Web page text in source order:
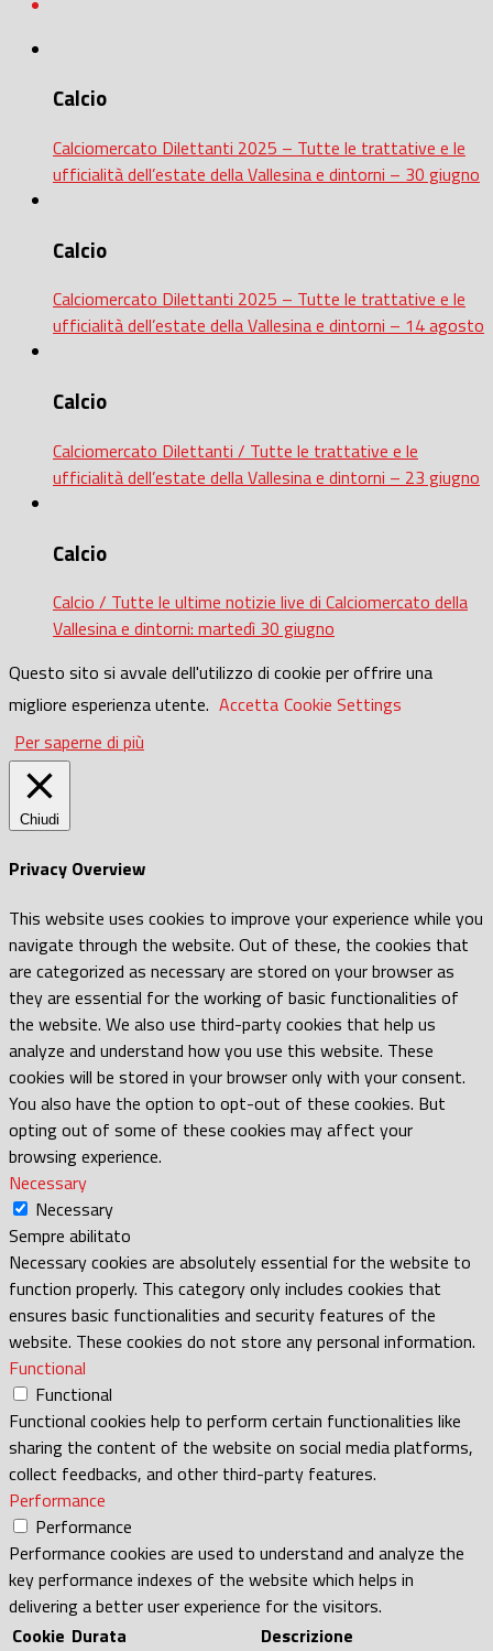
Calcio
Calciomercato Dilettanti 2025 – Tutte le trattative e le
ufficialità dell’estate della Vallesina e dintorni – 30 giugno
Calcio
Calciomercato Dilettanti 2025 – Tutte le trattative e le
ufficialità dell’estate della Vallesina e dintorni – 14 agosto
Calcio
Calciomercato Dilettanti / Tutte le trattative e le
ufficialità dell’estate della Vallesina e dintorni – 23 giugno
Calcio
Calcio / Tutte le ultime notizie live di Calciomercato della
Vallesina e dintorni: martedì 30 giugno
Questo sito si avvale dell'utilizzo di cookie per offrire una
migliore esperienza utente. Accetta Cookie Settings
Per saperne di più
Chiudi
Privacy Overview
This website uses cookies to improve your experience while you
navigate through the website. Out of these, the cookies that
are categorized as necessary are stored on your browser as
they are essential for the working of basic functionalities of
the website. We also use third-party cookies that help us
analyze and understand how you use this website. These
cookies will be stored in your browser only with your consent.
You also have the option to opt-out of these cookies. But
opting out of some of these cookies may affect your
browsing experience.
Necessary
Necessary
Sempre abilitato
Necessary cookies are absolutely essential for the website to
function properly. This category only includes cookies that
ensures basic functionalities and security features of the
website. These cookies do not store any personal information.
Functional
Functional
Functional cookies help to perform certain functionalities like
sharing the content of the website on social media platforms,
collect feedbacks, and other third-party features.
Performance
Performance
Performance cookies are used to understand and analyze the
key performance indexes of the website which helps in
delivering a better user experience for the visitors.
Cookie Durata Descrizione